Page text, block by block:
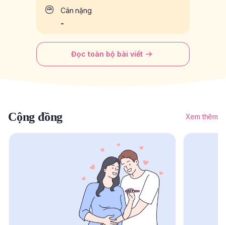
Cân nặng
-
Đọc toàn bộ bài viết
Cộng đồng Xem thêm